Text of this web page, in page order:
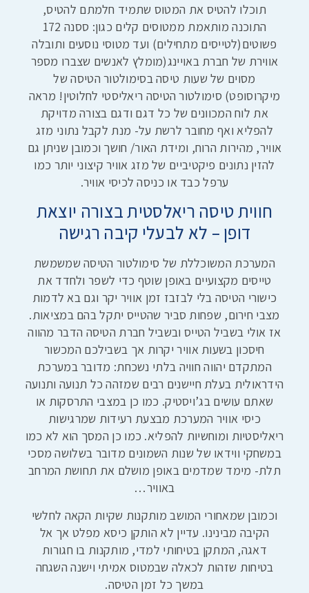
תוכלו להטיס את המטוס שתמיד חלמתם להטיס,
התוכנה מותאמת ממטוסים קלים כגון: ססנה 172
פשוטים(לטייסים מתחילים) ועד מטוסי נוסעים ותובלה
אווירת של חברת באויינג(מומלץ לאנשים שצברו מספר
מסוים של שעות טיסה בסימולטור הטיסה של
מיקרוסופט) סימולטור הטיסה ריאליסטי לחלוטין! מראה
את לוח המכוונים של כל דגם ודגם בצורה מדויקת
להפליא ואף מחובר לרשת על- מנת לקבל נתוני מזג
אוויר, מהירות הרוח, ומידת האור/ חושך וכמובן שניתן גם
להזין נתונים פיקטיביים של מזג אוויר קיצוני יותר כמו
ערפל כבד או כניסה לכיסי אוויר.
חווית טיסה ריאלסטית בצורה יוצאת
דופן – לא לבעלי קיבה רגישה
המערכת המשוכללת של סימולטור הטיסה שמשמשת
טייסים מקצועיים באופן שוטף כדי לשפר ולחדד את
כישורי הטיסה בלי לבזבז זמן אוויר יקר וגם בא לדמות
מצבי חירום, שפחות סביר שהטייס יתקל בהם במציאות.
אז אולי בשביל הטייס ובשביל חברת הטיסה הדבר מהווה
חיסכון בשעות אוויר יקרות אך בשבילכם המכשור
המתקדם יהווה חוויה בלתי נשכחת: מדובר במערכת
הידראולית בעלת חיישנים רבים שמזהה כל תנועה ותנועה
שאתם עושים בג’ויסטיק. כמו כן במצבי התרסקות או
כיסי אוויר המערכת מבצעת רעידות שמרגישות
ריאליסטיות ומוחשיות להפליא. כמו כן המסך הוא לא כמו
במשחקי ווידאו של שנות השמונים מדובר בשלושה מסכי
תלת- מימד שמדמים באופן מושלם את תחושת המרחב
באוויר…
וכמובן שמאחורי המושב מותקנות שקיות הקאה לחלשי
הקיבה מבינינו. עדיין לא הותקן כיסא מפלט אך אל
דאגה, המתקן בטיחותי למדי, מותקנות בו חגורות
בטיחות שזהות לכאלה שבמטוס אמיתי וישנה השגחה
במשך כל זמן הטיסה.